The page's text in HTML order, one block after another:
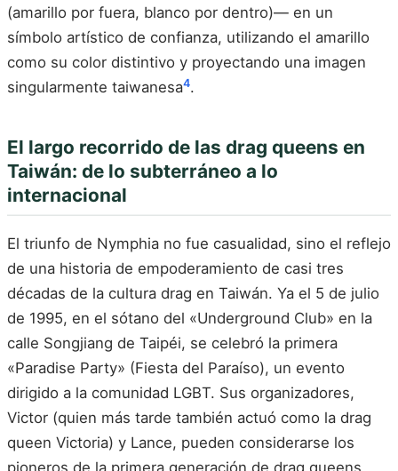
(amarillo por fuera, blanco por dentro)— en un
símbolo artístico de confianza, utilizando el amarillo
como su color distintivo y proyectando una imagen
singularmente taiwanesa4.
El largo recorrido de las drag queens en
Taiwán: de lo subterráneo a lo
internacional
El triunfo de Nymphia no fue casualidad, sino el reflejo
de una historia de empoderamiento de casi tres
décadas de la cultura drag en Taiwán. Ya el 5 de julio
de 1995, en el sótano del «Underground Club» en la
calle Songjiang de Taipéi, se celebró la primera
«Paradise Party» (Fiesta del Paraíso), un evento
dirigido a la comunidad LGBT. Sus organizadores,
Victor (quien más tarde también actuó como la drag
queen Victoria) y Lance, pueden considerarse los
pioneros de la primera generación de drag queens